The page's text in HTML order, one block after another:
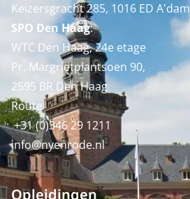
Keizersgracht 285, 1016 ED A'dam
SPO Den Haag:
WTC Den Haag, 24e etage
Pr. Margrietplantsoen 90,
2595 BR Den Haag
Route
+31 (0)346 29 1211
info@nyenrode.nl
Opleidingen